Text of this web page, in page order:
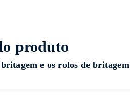
produto
e os rolos de britagem